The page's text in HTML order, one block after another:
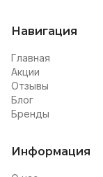
Навигация
Главная
Акции
Отзывы
Блог
Бренды
Информация